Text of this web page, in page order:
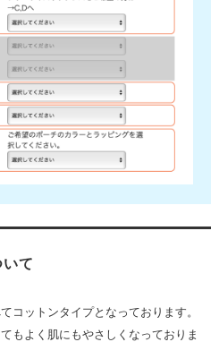
て
コットンタイプとなっております。
もよく肌にもやさしくなっておりま